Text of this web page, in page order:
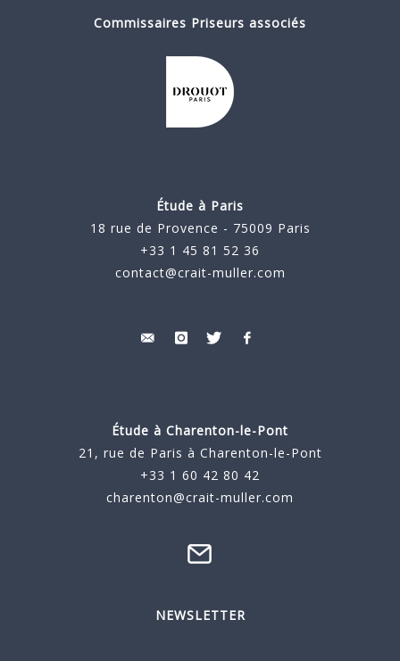
Commissaires Priseurs associés
Étude à Paris
18 rue de Provence - 75009 Paris
+33 1 45 81 52 36
contact@crait-muller.com
Étude à Charenton-le-Pont
21, rue de Paris à Charenton-le-Pont
+33 1 60 42 80 42
charenton@crait-muller.com
NEWSLETTER